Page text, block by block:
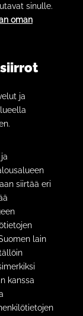
sinulle.
oman
ja
siirtää eri
lain
kanssa